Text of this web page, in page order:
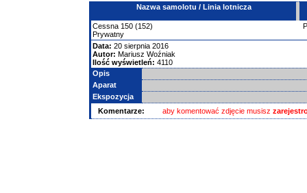
Nazwa samolotu / Linia lotnicza
Cessna 150 (152)
Prywatny
Data: 20 sierpnia 2016
Autor: Mariusz Woźniak
Ilość wyświetleń: 4110
Opis
Aparat
Ekspozycja
Komentarze:
aby komentować zdjęcie musisz